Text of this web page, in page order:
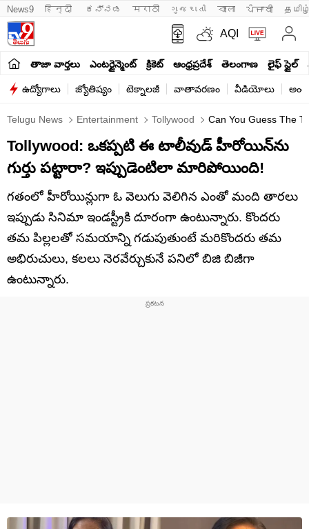
News9 हिन्दी ಕನ್ನಡ मराठी ગુજરાતી বাংলা ਪੰਜਾਬੀ
AQI
తాజా వార్తలు ఎంటర్టైన్మెంట్ క్రికెట్ ఆంధ్రప్రదేశ్ తెలంగాణ లైఫ్ స్టైల్
ఉద్యోగాలు జ్యోతిష్యం టెక్నాలజీ వాతావరణం వీడియోలు
Telugu News Entertainment Tollywood Can You Guess The
Tollywood: ఒకప్పటి ఈ టాలీవుడ్ హీరోయిన్‌ను
గుర్తు పట్టారా? ఇప్పుడెంటిలా మారిపోయింది!
గతంలో హీరోయిన్లుగా ఓ వెలుగు వెలిగిన ఎంతో మంది తారలు
ఇప్పుడు సినిమా ఇండస్ట్రీకి దూరంగా ఉంటున్నారు. కొందరు
తమ పిల్లలతో సమయాన్ని గడుపుతుంటే మరికొందరు తమ
అభిరుచులు, కలలు నెరవేర్చుకునే పనిలో బిజి బిజీగా
ఉంటున్నారు.